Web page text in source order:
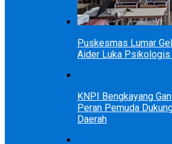
Puskesmas Lumar
Aider Luka
KNPI Bengkayang
Peran Pemuda
Daerah